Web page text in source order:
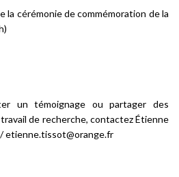
la cérémonie de commémoration de la
un témoignage ou partager des
de recherche, contactez Étienne
etienne.tissot@orange.fr